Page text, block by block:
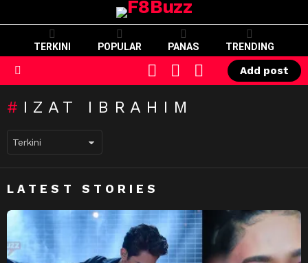
TERKINI POPULAR PANAS TRENDING
SWITCH
SKIN
CART LOGIN
Add post
IZAT IBRAHIM
LATEST STORIES